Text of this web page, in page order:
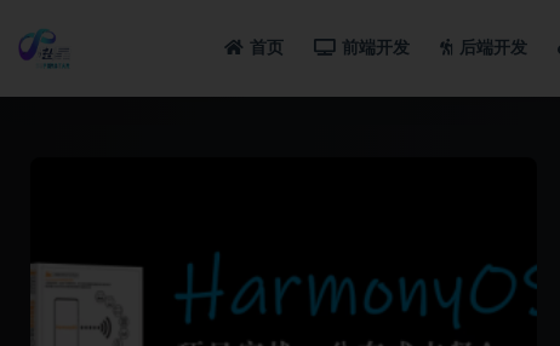
首页 前端开发 后端开发